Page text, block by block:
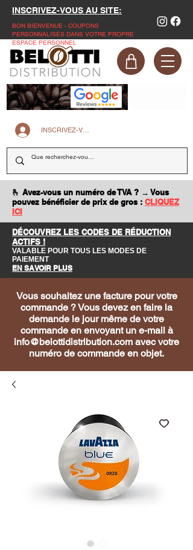
INSCRIVEZ-VOUS AU SITE:
BON BIENVENUE - COUPONS
PERSONNALISÉS DANS VOTRE PROPRE
ESPACE PERSONNEL
INSCRIVEZ-VOUS SUR LE SITE
🫰 Avez-vous un numéro de TVA ? → Vous
pouvez bénéficier de prix de gros : CLIQUEZ
ICI
DÉCOUVREZ LES CODES DE RÉDUCTION
ACTIFS !
VALABLE POUR TOUS LES MODES DE
PAIEMENT
EN SAVOIR PLUS
Vous souhaitez une facture pour votre
commande ? Vous devez en faire la
demande le jour même de votre
commande en envoyant un e-mail à
info@belottidistribution.com avec votre
numéro de commande en objet.